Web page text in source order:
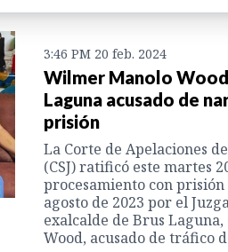
3:46 PM 20 feb. 2024
Wilmer Manolo
Laguna acusado de
prisión
La Corte de Apelaciones
(CSJ) ratificó este martes
procesamiento con
agosto de 2023 por el
exalcalde de Brus
Wood, acusado de tráfico